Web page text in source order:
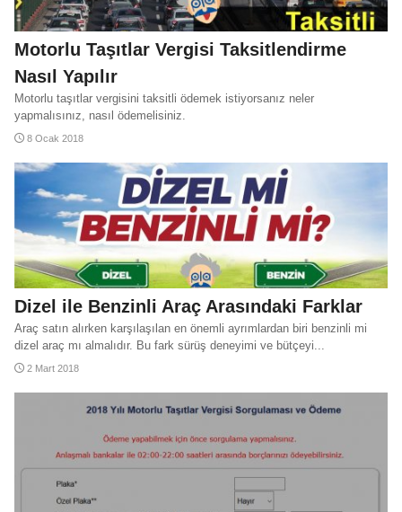
Benzin Zammı Hesaplama Benzin İndirimi Hesaplama
Motorlu Taşıtlar Vergisi Taksitlendirme
Nasıl Yapılır
Motorlu taşıtlar vergisini taksitli ödemek istiyorsanız neler
yapmalısınız, nasıl ödemelisiniz.
8 Ocak 2018
Dizel ile Benzinli Araç Arasındaki Farklar
Araç satın alırken karşılaşılan en önemli ayrımlardan biri benzinli mi
dizel araç mı almalıdır. Bu fark sürüş deneyimi ve bütçeyi...
2 Mart 2018